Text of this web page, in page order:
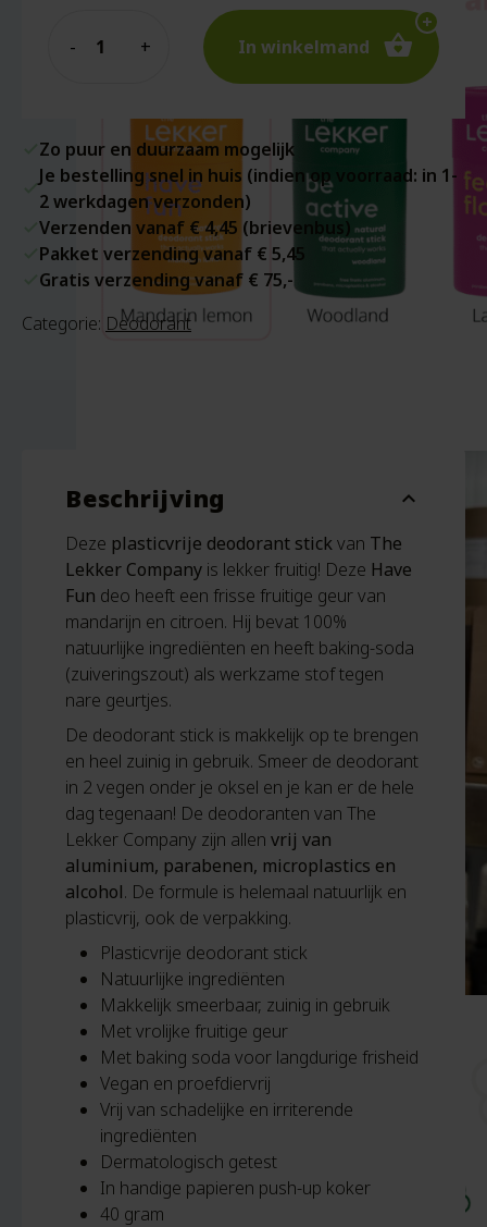
In winkelmand
Zo puur en duurzaam mogelijk
Je bestelling snel in huis (indien op voorraad: in 1-
2 werkdagen verzonden)
Verzenden vanaf € 4,45 (brievenbus)
Pakket verzending vanaf € 5,45
Gratis verzending vanaf € 75,-
Categorie: Deodorant
Beschrijving expand_more
Deze plasticvrije deodorant stickvan The
Lekker Company is lekker fruitig! Deze Have
Fun deo heeft een frisse fruitige geur van
mandarijn en citroen. Hij bevat 100%
natuurlijke ingrediënten en heeft baking-soda
(zuiveringszout) als werkzame stof tegen
nare geurtjes.
De deodorant stick is makkelijk op te brengen
en heel zuinig in gebruik. Smeer de deodorant
in 2 vegen onder je oksel en je kan er de hele
dag tegenaan! De deodoranten van The
Lekker Company zijn allen vrij van
aluminium, parabenen, microplastics en
alcohol. De formule is helemaal natuurlijk en
plasticvrij, ook de verpakking.
Plasticvrije deodorant stick
Natuurlijke ingrediënten
Makkelijk smeerbaar, zuinig in gebruik
Met vrolijke fruitige geur
Met baking soda voor langdurige frisheid
Vegan en proefdiervrij
Vrij van schadelijke en irriterende
ingrediënten
Dermatologisch getest
In handige papieren push-up koker
40 gram